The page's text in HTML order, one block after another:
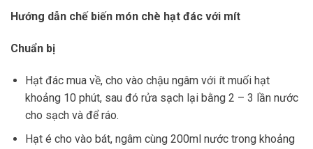
Hướng dẫn chế biến món chè hạt đác với mít
Chuẩn bị
Hạt đác mua về, cho vào chậu ngâm với ít muối hạt
khoảng 10 phút, sau đó rửa sạch lại bằng 2 – 3 lần nước
cho sạch và để ráo.
Hạt é cho vào bát, ngâm cùng 200ml nước trong khoảng